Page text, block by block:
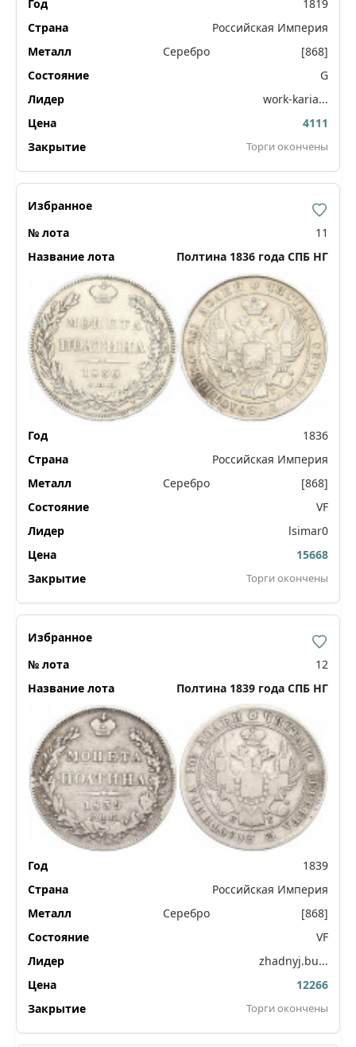
1819
Российская Империя
Серебро
[868]
G
work-karia...
4111
Торги окончены
11
Полтина 1836 года СПБ НГ
1836
Российская Империя
Серебро
[868]
VF
lsimar0
15668
Торги окончены
12
Полтина 1839 года СПБ НГ
1839
Российская Империя
Серебро
[868]
VF
zhadnyj.bu...
12266
Торги окончены